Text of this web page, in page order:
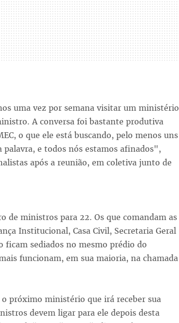
uma vez por semana visitar um ministério
A conversa foi bastante produtiva
o que ele está buscando, pelo menos uns
palavra, e todos nós estamos afinados",
após a reunião, em coletiva junto de
de ministros para 22. Os que comandam as
Institucional, Casa Civil, Secretaria Geral
ficam sediados no mesmo prédio do
funcionam, em sua maioria, na chamada
próximo ministério que irá receber sua
devem ligar para ele depois desta